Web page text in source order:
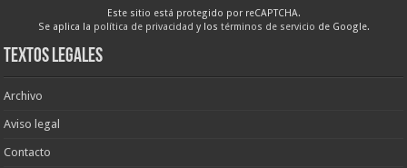
Este sitio está protegido por reCAPTCHA.
Se aplica la política de privacidad y los términos de servicio de Google.
Textos legales
Archivo
Aviso legal
Contacto